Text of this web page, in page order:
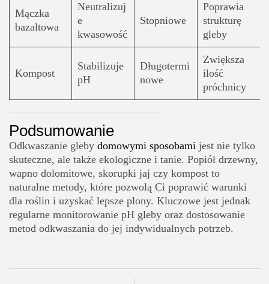
Mączka
bazaltowa
Neutralizuj
e
kwasowość
Stopniowe
Poprawia
strukturę
gleby
Kompost
Stabilizuje
pH
Długotermi
nowe
Zwiększa
ilość
próchnicy
Podsumowanie
Odkwaszanie gleby domowymi sposobami jest nie tylko
skuteczne, ale także ekologiczne i tanie. Popiół drzewny,
wapno dolomitowe, skorupki jaj czy kompost to
naturalne metody, które pozwolą Ci poprawić warunki
dla roślin i uzyskać lepsze plony. Kluczowe jest jednak
regularne monitorowanie pH gleby oraz dostosowanie
metod odkwaszania do jej indywidualnych potrzeb.